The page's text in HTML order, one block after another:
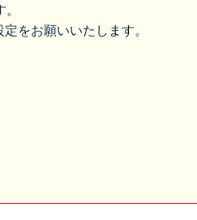
をお願いいたします。